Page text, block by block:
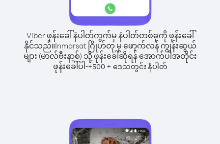
Viber ဖုန်းခေါ်နံပါတ်ကွက်မှ နံပါတ်တစ်ခုကို ဖုန်းခေါ်
နိုင်သည်။Inmarsat ဂြိုဟ်တု မှ ဖော့က်လန် ကျွန်းဆွယ်
များ (မာလ်ဗီးနာ့စ်) သို့ ဖုန်းခေါ်ဆိုရန် အောက်ပါအတိုင်း
ဖုန်းခေါ်ပါ-+500+ ဒေသတွင်း နံပါတ်